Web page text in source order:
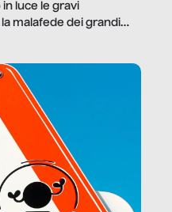
luce le gravi
malafede dei grandi